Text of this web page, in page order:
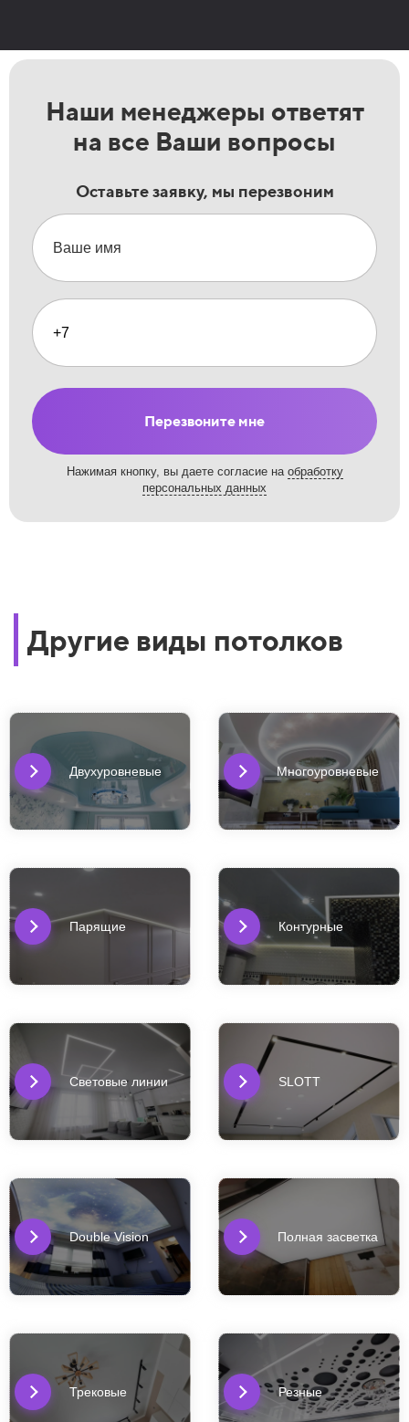
Наши менеджеры ответят
на все Ваши вопросы
Оставьте заявку, мы перезвоним
Перезвоните мне
Нажимая кнопку, вы даете согласие на обработку
персональных данных
Другие виды потолков
Двухуровневые Многоуровневые
Парящие Контурные
Световые линии SLOTT
Double Vision Полная засветка
Трековые Резные